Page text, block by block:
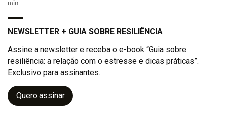
min
NEWSLETTER + GUIA SOBRE RESILIÊNCIA
Assine a newsletter e receba o e-book “Guia sobre
resiliência: a relação com o estresse e dicas práticas”.
Exclusivo para assinantes.
Quero assinar